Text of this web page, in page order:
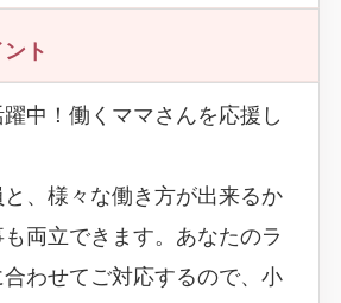
ト
中！働くママさんを応援し
、様々な働き方が出来るか
両立できます。あなたのラ
わせてご対応するので、小